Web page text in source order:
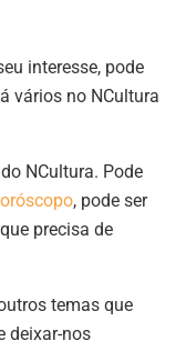
interesse, pode
vários no NCultura
do NCultura. Pode
, pode ser
precisa de
temas que
deixar-nos